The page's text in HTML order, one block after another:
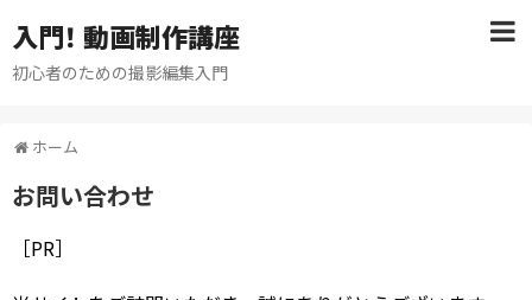
入門！ 動画制作講座
初心者のための撮影編集入門
ホーム
お問い合わせ
［PR］